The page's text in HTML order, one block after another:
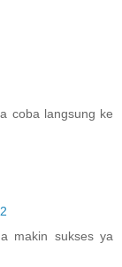
coba langsung ke
makin sukses ya